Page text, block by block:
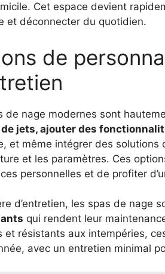
Cet espace devient
et déconnecter du quotidien.
de
de nage modernes sont
jets, ajouter des
et même intégrer des
et les paramètres. Ces
personnelles et de profiter
d’entretien, les spas de nage
qui rendent leur
et résistants aux intempéries,
avec un entretien minimal